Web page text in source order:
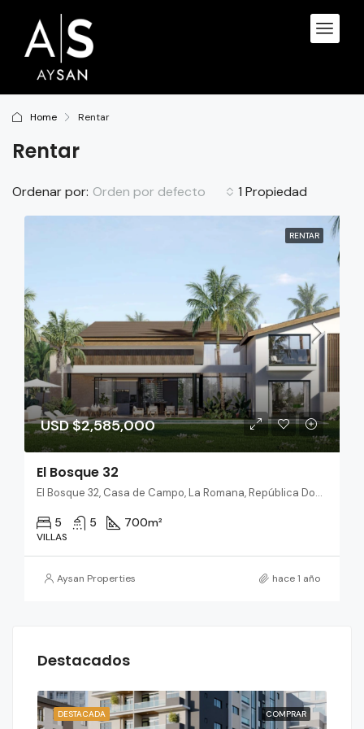
Home Rentar
Rentar
1 Propiedad
Ordenar por: Orden por defecto
RENTAR
USD $2,585,000
El Bosque 32
El Bosque 32, Casa de Campo, La Romana, República Dominicana
5 5 700m²
VILLAS
Aysan Properties hace 1 año
Destacados
COMPRAR
DESTACADA